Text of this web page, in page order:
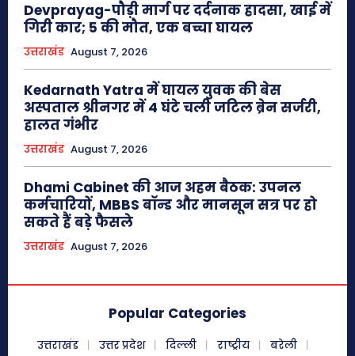
Devprayag-पौड़ी मार्ग पर दर्दनाक हादसा, खाई में
गिरी कार; 5 की मौत, एक बच्चा घायल
उत्तराखंड August 7, 2026
Kedarnath Yatra में घायल युवक की बेस
अस्पताल श्रीनगर में 4 घंटे चली जटिल ब्रेन सर्जरी,
हालत गंभीर
उत्तराखंड August 7, 2026
Dhami Cabinet की आज अहम बैठक: उपनल
कर्मचारियों, MBBS बॉन्ड और मानसून सत्र पर हो
सकते हैं बड़े फैसले
उत्तराखंड August 7, 2026
Popular Categories
उत्तराखंड उत्तर प्रदेश दिल्ली राष्ट्रीय
बरेली